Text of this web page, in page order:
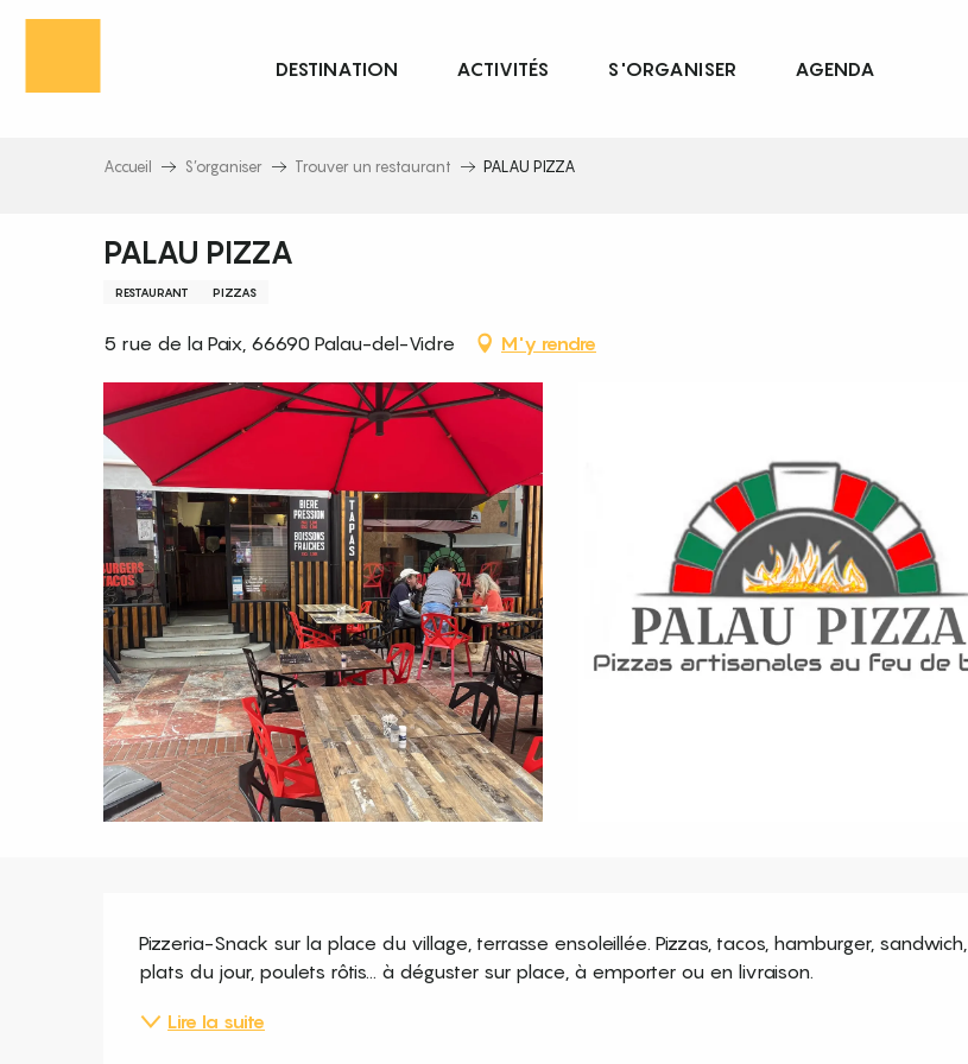
Aller
principal
DESTINATION ACTIVITÉS S'ORGANISER AGENDA
Accueil S’organiser Trouver un restaurant PALAU PIZZA
PALAU PIZZA
RESTAURANT PIZZAS
5 rue de la Paix, 66690 Palau-del-Vidre M'y rendre
Description
Pizzeria-Snack sur la place du village, terrasse ensoleillée. Pizzas, tacos, hamburger, sandwich,
plats du jour, poulets rôtis... à déguster sur place, à emporter ou en livraison.
Lire la suite